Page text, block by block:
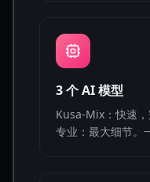
3 个 AI 模型
Kusa-Mix：快速，
专业：最大细节。